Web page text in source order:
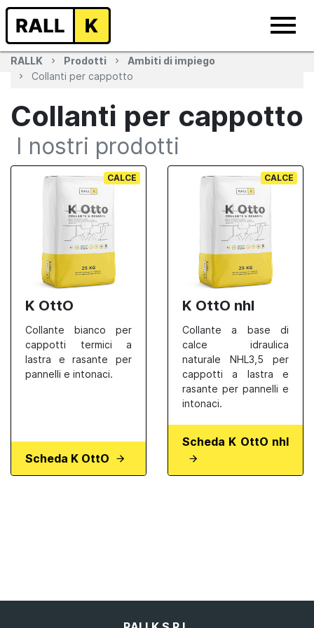
RALLK Prodotti
Ambiti di impiego
Collanti per cappotto
Collanti per cappotto
I nostri prodotti
CALCE
K OttO
Collante bianco per
cappotti termici a
lastra e rasante per
pannelli e intonaci.
Scheda K OttO
CALCE
K OttO nhl
Collante a base di
calce idraulica
naturale NHL3,5 per
cappotti a lastra e
rasante per pannelli e
intonaci.
Scheda K OttO nhl